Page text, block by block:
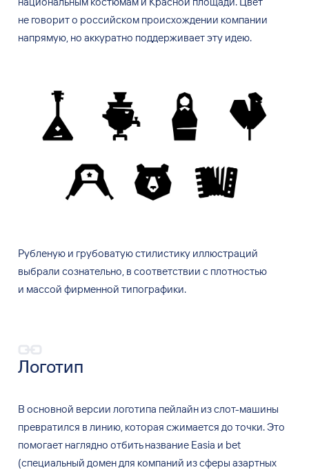
не говорит о российском происхождении компании
напрямую, но аккуратно поддерживает эту идею.
Рубленую и грубоватую стилистику иллюстраций
выбрали сознательно, в соответствии с плотностью
и массой фирменной типографики.
Логотип
В основной версии логотипа пейлайн изслот-машины
превратился в линию, которая сжимается до точки. Это
помогает наглядно отбить название Easia и bet
(специальный домен для компаний изсферы азартных